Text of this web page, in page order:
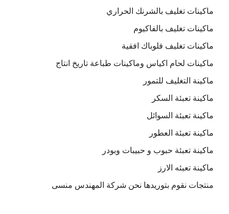
ماكينات تغليف بالشرنك الحراري
ماكينات تغليف بالفاكيوم
ماكينات تغليف فلوباك افقية
ماكينات لحام اكياس وماكينات طباعة تاريخ انتاج
ماكينة التغليف للتمور
ماكينة تعبئة السكر
ماكينة تعبئة السوائل
ماكينة تعبئة العطور
ماكينة تعبئة حبوب و حبيبات وبودر
ماكينة تعبئه الارز
منتجات نقوم بتوريدها نحن شركة المهندس منسى